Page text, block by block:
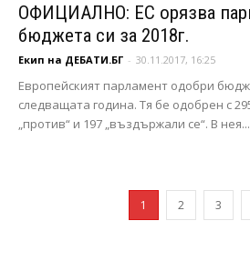
ОФИЦИАЛНО: ЕС орязва
бюджета си за 2018г.
Екип на ДЕБАТИ.БГ - 30.11.2017, 16:25
Европейският парламент одобри
следващата година. Тя бе одобрен с
„против“ и 197 „въздържали се“. В нея...
1 2 3